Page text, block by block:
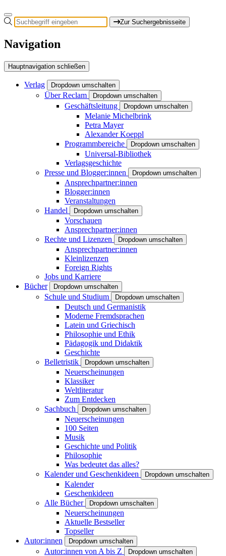
Zur Suchergebnisseite
Navigation
Hauptnavigation schließen
Verlag Dropdown umschalten
Über Reclam Dropdown umschalten
Geschäftsleitung Dropdown umschalten
Melanie Michelbrink
Petra Mayer
Alexander Koeppl
Programmbereiche
Dropdown umschalten
Universal-Bibliothek
Verlagsgeschichte
Presse und Blogger:innen
Dropdown umschalten
Ansprechpartner:innen
Blogger:innen
Veranstaltungen
Handel
Dropdown umschalten
Vorschauen
Ansprechpartner:innen
Rechte und Lizenzen
Dropdown umschalten
Ansprechpartner:innen
Kleinlizenzen
Foreign Rights
Jobs und Karriere
Bücher
Dropdown umschalten
Schule und Studium Dropdown umschalten
Deutsch und Germanistik
Moderne Fremdsprachen
Latein und Griechisch
Philosophie und Ethik
Pädagogik und Didaktik
Geschichte
Belletristik
Dropdown umschalten
Neuerscheinungen
Klassiker
Weltliteratur
Zum Entdecken
Sachbuch
Dropdown umschalten
Neuerscheinungen
100 Seiten
Musik
Geschichte und Politik
Philosophie
Was bedeutet das alles?
Kalender und Geschenkideen
Dropdown umschalten
Kalender
Geschenkideen
Alle Bücher
Dropdown umschalten
Neuerscheinungen
Aktuelle Bestseller
Topseller
Autor:innen
Dropdown umschalten
Autor:innen von A bis Z Dropdown umschalten